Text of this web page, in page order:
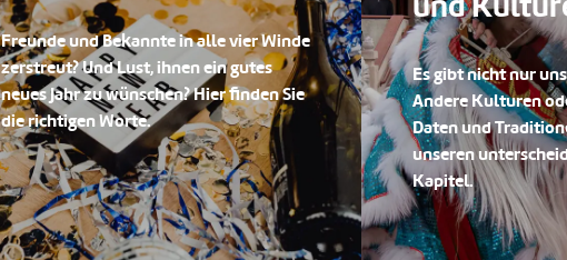
Freunde und Bekannte in alle vier Winde
zerstreut? Und Lust, ihnen ein gutes
neues Jahr zu wünschen? Hier finden Sie
die richtigen Worte.
Es gibt nicht nur
Andere Kulturen
Daten und
unseren
Kapitel.